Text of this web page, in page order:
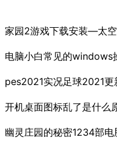
家园2游戏下载安装—太
电脑小白常见的windows
pes2021实况足球2021
开机桌面图标乱了是什么
幽灵庄园的秘密1234部